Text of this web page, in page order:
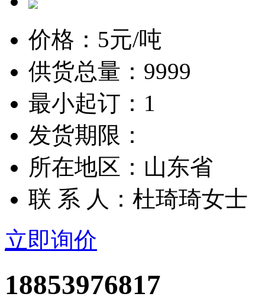
价格： 5元/吨
供货总量：9999
最小起订：1
发货期限：
所在地区：山东省
联 系 人：杜琦琦女士
立即询价
18853976817